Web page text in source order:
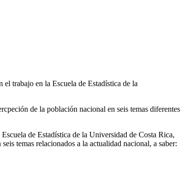
el trabajo en la Escuela de Estadística de la
de la población nacional en seis temas diferentes
de Estadística de la Universidad de Costa Rica,
temas relacionados a la actualidad nacional, a saber: